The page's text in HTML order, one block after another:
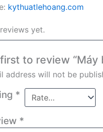
kythuatlehoang.com
yet.
to review “Máy
address will not be
*
*